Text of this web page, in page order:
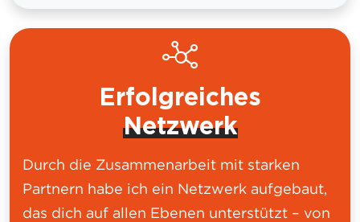
Erfolgreiches
Netzwerk
Durch die Zusammenarbeit mit starken
Partnern habe ich ein Netzwerk aufgebaut,
das dich auf allen Ebenen unterstützt – von